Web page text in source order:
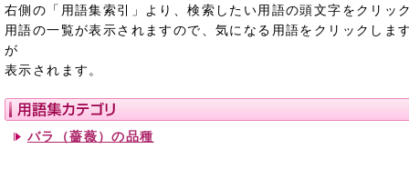
右側の「用語集索引」より、検索したい用語の頭文字をクリッ
用語の一覧が表示されますので、気になる用語をクリックしま
が
表示されます。
バラ（薔薇）の品種